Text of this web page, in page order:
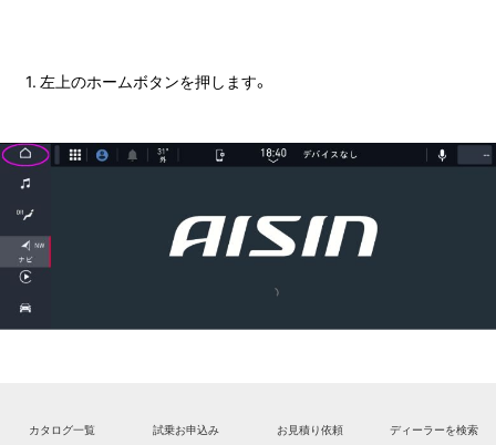
1. 左上のホームボタンを押します。
カタログ一覧 試乗お申込み お見積り依頼 ディーラーを検索